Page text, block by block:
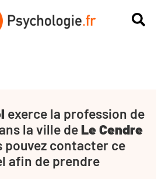
exerce la profession de
la ville de Le Cendre
pouvez contacter ce
afin de prendre